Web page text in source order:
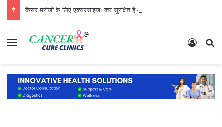
कैंसर मरीजों के लिए एक्सरसाइज: क्या सुरक्षित है और क्या नहीं?
Menu Log In